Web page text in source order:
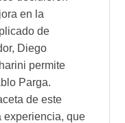
en la
de
Diego
permite
Parga.
de este
experiencia, que